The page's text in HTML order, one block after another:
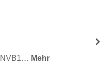
NVB1… Mehr